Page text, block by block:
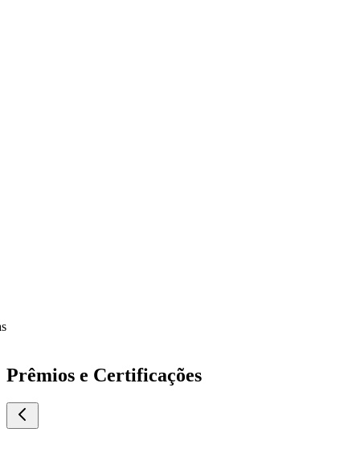
Prêmios e Certificações